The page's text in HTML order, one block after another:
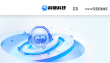
首页 CSPS/国家标准体系